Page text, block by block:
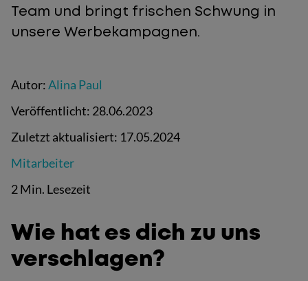
Team und bringt frischen Schwung in
unsere Werbekampagnen.
Autor:Alina Paul
Veröffentlicht: 28.06.2023
Zuletzt aktualisiert: 17.05.2024
Mitarbeiter
2 Min. Lesezeit
Wie hat es dich zu uns
verschlagen?